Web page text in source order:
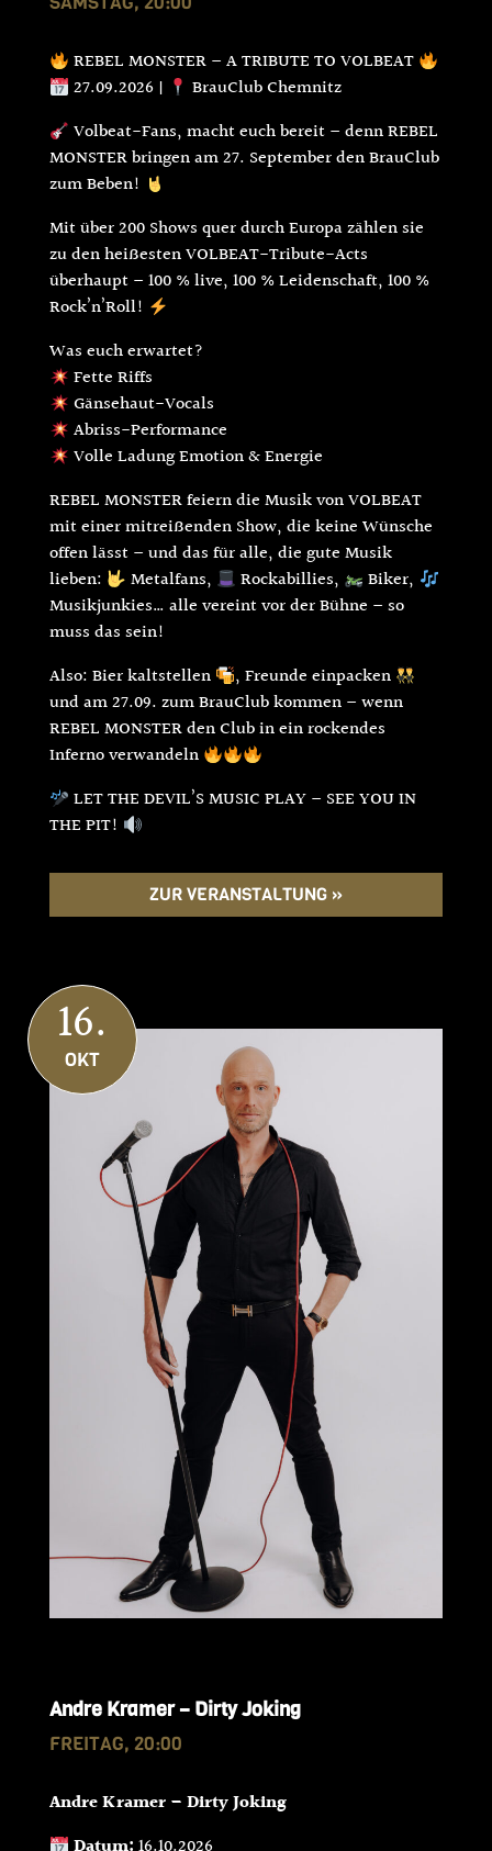
REBEL MONSTER – A TRIBUTE TO VOLBEAT
27.09.2026 |
BrauClub Chemnitz
Volbeat-Fans, macht euch bereit – denn REBEL
MONSTER bringen am 27. September den BrauClub
zum Beben!
Mit über 200 Shows quer durch Europa zählen sie
zu den heißesten VOLBEAT-Tribute-Acts
überhaupt – 100 % live, 100 % Leidenschaft, 100 %
Rock’n’Roll!
Was euch erwartet?
Fette Riffs
Gänsehaut-Vocals
Abriss-Performance
Volle Ladung Emotion & Energie
REBEL MONSTER feiern die Musik von VOLBEAT
mit einer mitreißenden Show, die keine Wünsche
offen lässt – und das für alle, die gute Musik
lieben:
Metalfans, Rockabillies,
Biker,
Musikjunkies… alle vereint vor der Bühne – so
muss das sein!
Also: Bier kaltstellen
, Freunde einpacken
und am 27.09. zum BrauClub kommen – wenn
REBEL MONSTER den Club in ein rockendes
Inferno verwandeln
LET THE DEVIL’S MUSIC PLAY – SEE YOU IN
THE PIT!
ZUR VERANSTALTUNG »
16.
OKT
Andre Kramer – Dirty Joking
FREITAG, 20:00
Andre Kramer – Dirty Joking